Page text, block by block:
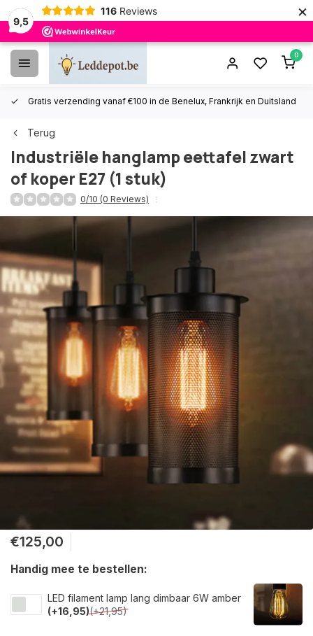
9,5
116 Reviews ×
0
Gratis verzending vanaf €100 in de Benelux, Frankrijk en Duitsland
Terug
Industriële hanglamp eettafel zwart
of koper E27 (1 stuk)
0/10 (0 Reviews)
€125,00
Handig mee te bestellen:
LED filament lamp lang dimbaar 6W amber
(+16,95)(+21,95)